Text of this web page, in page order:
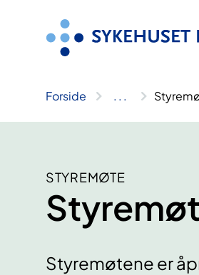
Forside .. .
STYREMØTE
Styremøtene er